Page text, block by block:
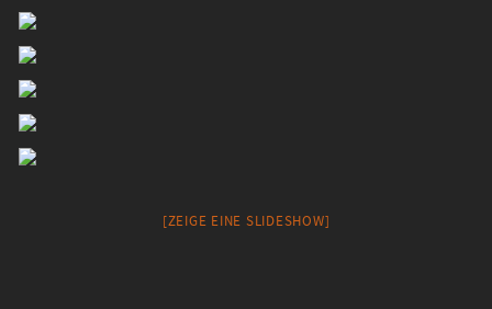
[ZEIGE EINE SLIDESHOW]